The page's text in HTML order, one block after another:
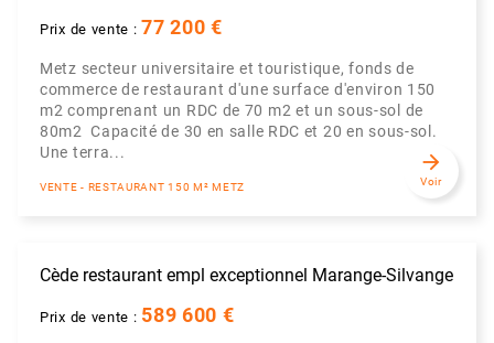
Prix de vente : 77 200 €
Metz secteur universitaire et touristique, fonds de
commerce de restaurant d'une surface d'environ 150
m2 comprenant un RDC de 70 m2 et un sous-sol de
80m2 Capacité de 30 en salle RDC et 20 en sous-sol.
Une terra...
VENTE - RESTAURANT 150 M² METZ
arrow_forward
Voir
Cède restaurant empl exceptionnel Marange-Silvange
Prix de vente : 589 600 €